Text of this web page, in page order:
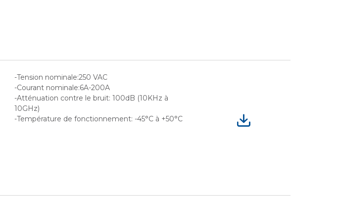
-Tension nominale:250 VAC
-Courant nominale:6A-200A
-Atténuation contre le bruit: 100dB (10KHz à
10GHz)
-Température de fonctionnement: -45°C à +50°C